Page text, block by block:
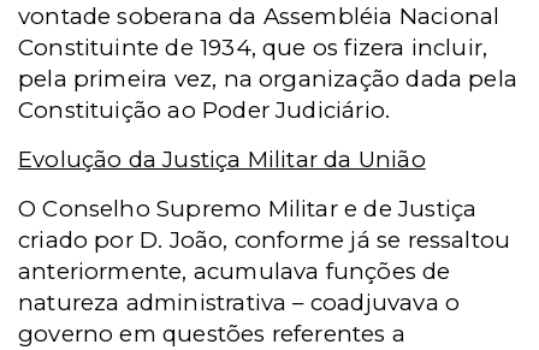
vontade soberana da Assembléia Nacional
Constituinte de 1934, que os fizera incluir,
pela primeira vez, na organização dada pela
Constituição ao Poder Judiciário.
Evolução da Justiça Militar da União
O Conselho Supremo Militar e de Justiça
criado por D. João, conforme já se ressaltou
anteriormente, acumulava funções de
natureza administrativa – coadjuvava o
governo em questões referentes a